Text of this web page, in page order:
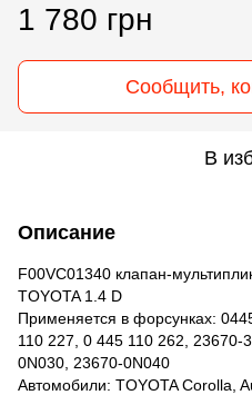
1 780 грн
Сообщить,
В
Описание
F00VC01340 клапан-
TOYOTA 1.4 D
Применяется в форсунках:
110 227, 0 445 110 262, 23670-
0N030, 23670-0N040
Автомобили: TOYOTA Corolla,